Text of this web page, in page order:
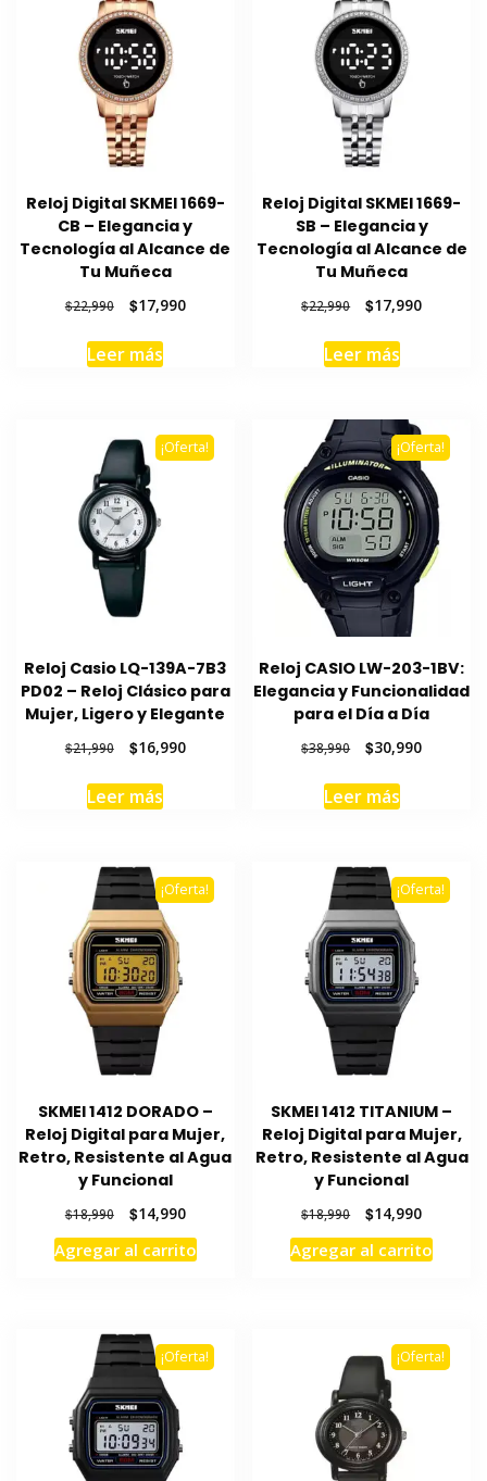
Reloj Digital SKMEI 1669-
CB – Elegancia y
Tecnología al Alcance de
Tu Muñeca
$22,990
original
era:
$17,990El
Leer más
Reloj Digital SKMEI 1669-
SB – Elegancia y
Tecnología al Alcance de
Tu Muñeca
$22,990
El
original
era:
$17,990El
Leer más
¡Oferta!
Reloj Casio LQ-139A-7B3
PD02 – Reloj Clásico para
Mujer, Ligero y Elegante
$21,990
original
era:
$16,990El
Leer más
¡Oferta!
Reloj CASIO LW-203-1BV:
Elegancia y Funcionalidad
para el Día a Día
$38,990
El
original
era:
$30,990El
Leer más
¡Oferta!
SKMEI 1412 DORADO –
Reloj Digital para Mujer,
Retro, Resistente al Agua
y Funcional
$18,990
precio
original
$14,990El
precio
actual
Agregar al carrito
¡Oferta!
SKMEI 1412 TITANIUM –
Reloj Digital para Mujer,
Retro, Resistente al Agua
y Funcional
$18,990
El
precio
original
$14,990El
precio
actual
Agregar al carrito
¡Oferta! ¡Oferta!